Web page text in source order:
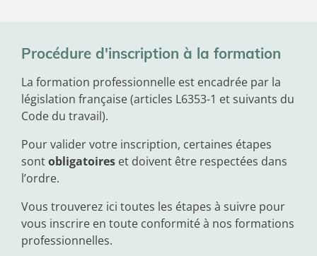
Procédure d'inscription à la formation
La formation professionnelle est encadrée par la
législation française (articles L6353-1 et suivants du
Code du travail).
Pour valider votre inscription, certaines étapes
sontobligatoires et doivent être respectées dans
l’ordre.
Vous trouverez ici toutes les étapes à suivre pour
vous inscrire en toute conformité à nos formations
professionnelles.